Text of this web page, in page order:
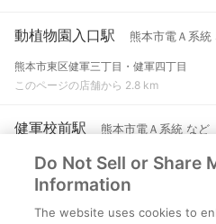
動植物園入口駅 熊本市電Ａ系統
熊本市東区健軍三丁目・健軍四丁目
このページの店舗から 2.8 km
健軍校前駅 熊本市電Ａ系統 など
熊本市東区健軍二丁目・健軍四丁目
このページの店舗から 3.1 km
Do Not Sell or Share
Information
The website uses cookies to